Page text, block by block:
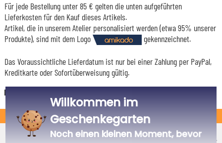
Für jede Bestellung unter 85 € gelten die unten aufgeführten
Lieferkosten für den Kauf dieses Artikels.
Artikel, die in unserem Atelier personalisiert werden (etwa 95% unserer
Produkte), sind mit dem Logo
gekennzeichnet.
Das Voraussichtliche Lieferdatum ist nur bei einer Zahlung per PayPal,
Kreditkarte oder Sofortüberweisung gültig.
Deutschland
STANDARD
Economy-Versand an einen Paketshop
Willkommen im
Geschenkegarten
Noch einen kleinen Moment, bevor